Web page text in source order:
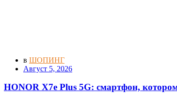
в ШОПИНГ
Август 5, 2026
HONOR X7e Plus 5G: смартфон,